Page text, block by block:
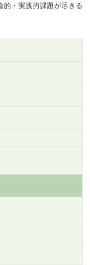
的・実践的課題が尽きる